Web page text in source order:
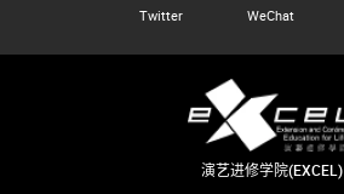
Twitter WeChat
演艺进修学院(EXCEL)